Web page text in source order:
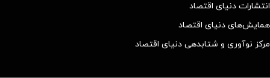
انتشارات دنیای اقتصاد
همایش‌های دنیای اقتصاد
مرکز نوآوری و شتابدهی دنیای اقتصاد